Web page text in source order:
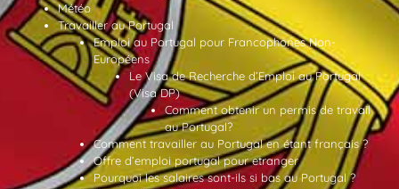
Météo
Travailler au Portugal
Emploi au Portugal pour Francophones Non-
Européens
Le Visa de Recherche d’Emploi au Portugal
(Visa DP)
Comment obtenir un permis de travail
au Portugal?
Comment travailler au Portugal en étant français ?
Offre d’emploi portugal pour etranger
Pourquoi les salaires sont-ils si bas au Portugal ?